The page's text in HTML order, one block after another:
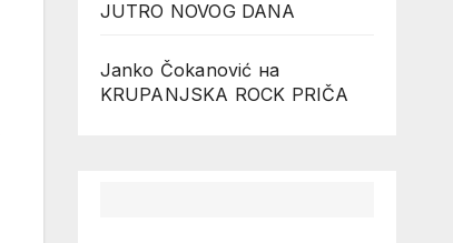
JUTRO NOVOG DANA
Janko Čokanović на
KRUPANJSKA ROCK PRIČA